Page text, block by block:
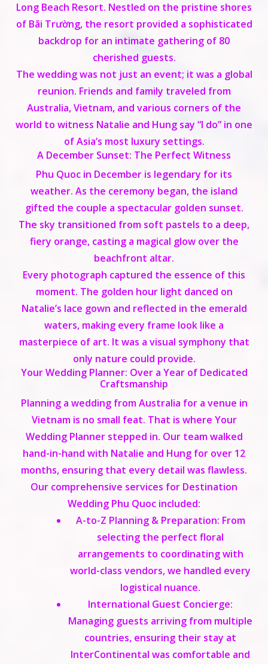
Long Beach Resort. Nestled on the pristine shores
of Bãi Trường, the resort provided a sophisticated
backdrop for an intimate gathering of 80
cherished guests.
The wedding was not just an event; it was a global
reunion. Friends and family traveled from
Australia, Vietnam, and various corners of the
world to witness Natalie and Hung say “I do” in one
of Asia’s most luxury settings.
A December Sunset: The Perfect Witness
Phu Quoc in December is legendary for its
weather. As the ceremony began, the island
gifted the couple a spectacular golden sunset.
The sky transitioned from soft pastels to a deep,
fiery orange, casting a magical glow over the
beachfront altar.
Every photograph captured the essence of this
moment. The golden hour light danced on
Natalie’s lace gown and reflected in the emerald
waters, making every frame look like a
masterpiece of art. It was a visual symphony that
only nature could provide.
Your Wedding Planner: Over a Year of Dedicated
Craftsmanship
Planning a wedding from Australia for a venue in
Vietnam is no small feat. That is where Your
Wedding Plannerstepped in. Our team walked
hand-in-hand with Natalie and Hung for over 12
months, ensuring that every detail was flawless.
Our comprehensive services for Destination
Wedding Phu Quoc included:
A-to-Z Planning & Preparation: From
selecting the perfect floral
arrangements to coordinating with
world-class vendors, we handled every
logistical nuance.
International Guest Concierge:
Managing guests arriving from multiple
countries, ensuring their stay at
InterContinental was comfortable and